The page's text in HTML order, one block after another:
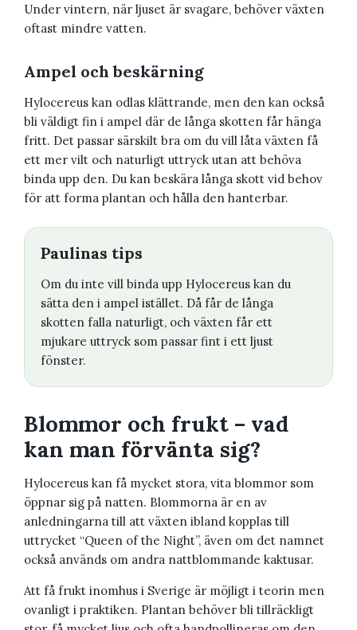
Under vintern, när ljuset är svagare, behöver växten
oftast mindre vatten.
Ampel och beskärning
Hylocereus kan odlas klättrande, men den kan också
bli väldigt fin i ampel där de långa skotten får hänga
fritt. Det passar särskilt bra om du vill låta växten få
ett mer vilt och naturligt uttryck utan att behöva
binda upp den. Du kan beskära långa skott vid behov
för att forma plantan och hålla den hanterbar.
Paulinas tips
Om du inte vill binda upp Hylocereus kan du
sätta den i ampel istället. Då får de långa
skotten falla naturligt, och växten får ett
mjukare uttryck som passar fint i ett ljust
fönster.
Blommor och frukt – vad
kan man förvänta sig?
Hylocereus kan få mycket stora, vita blommor som
öppnar sig på natten. Blommorna är en av
anledningarna till att växten ibland kopplas till
uttrycket “Queen of the Night”, även om det namnet
också används om andra nattblommande kaktusar.
Att få frukt inomhus i Sverige är möjligt i teorin men
ovanligt i praktiken. Plantan behöver bli tillräckligt